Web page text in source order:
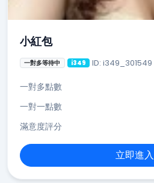
小紅包
一對多等待中 i349 ID: i349_301549
一對多點數
一對一點數
滿意度評分
立即進入